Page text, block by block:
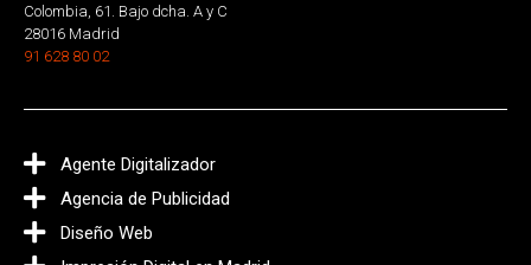
Colombia, 61. Bajo dcha. A y C
28016 Madrid
91 628 80 02
Agente Digitalizador
Agencia de Publicidad
Diseño Web